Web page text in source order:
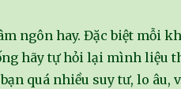
ngôn hay. Đặc biệt mỗi
hãy tự hỏi lại mình liệu
quá nhiều suy tư, lo âu,